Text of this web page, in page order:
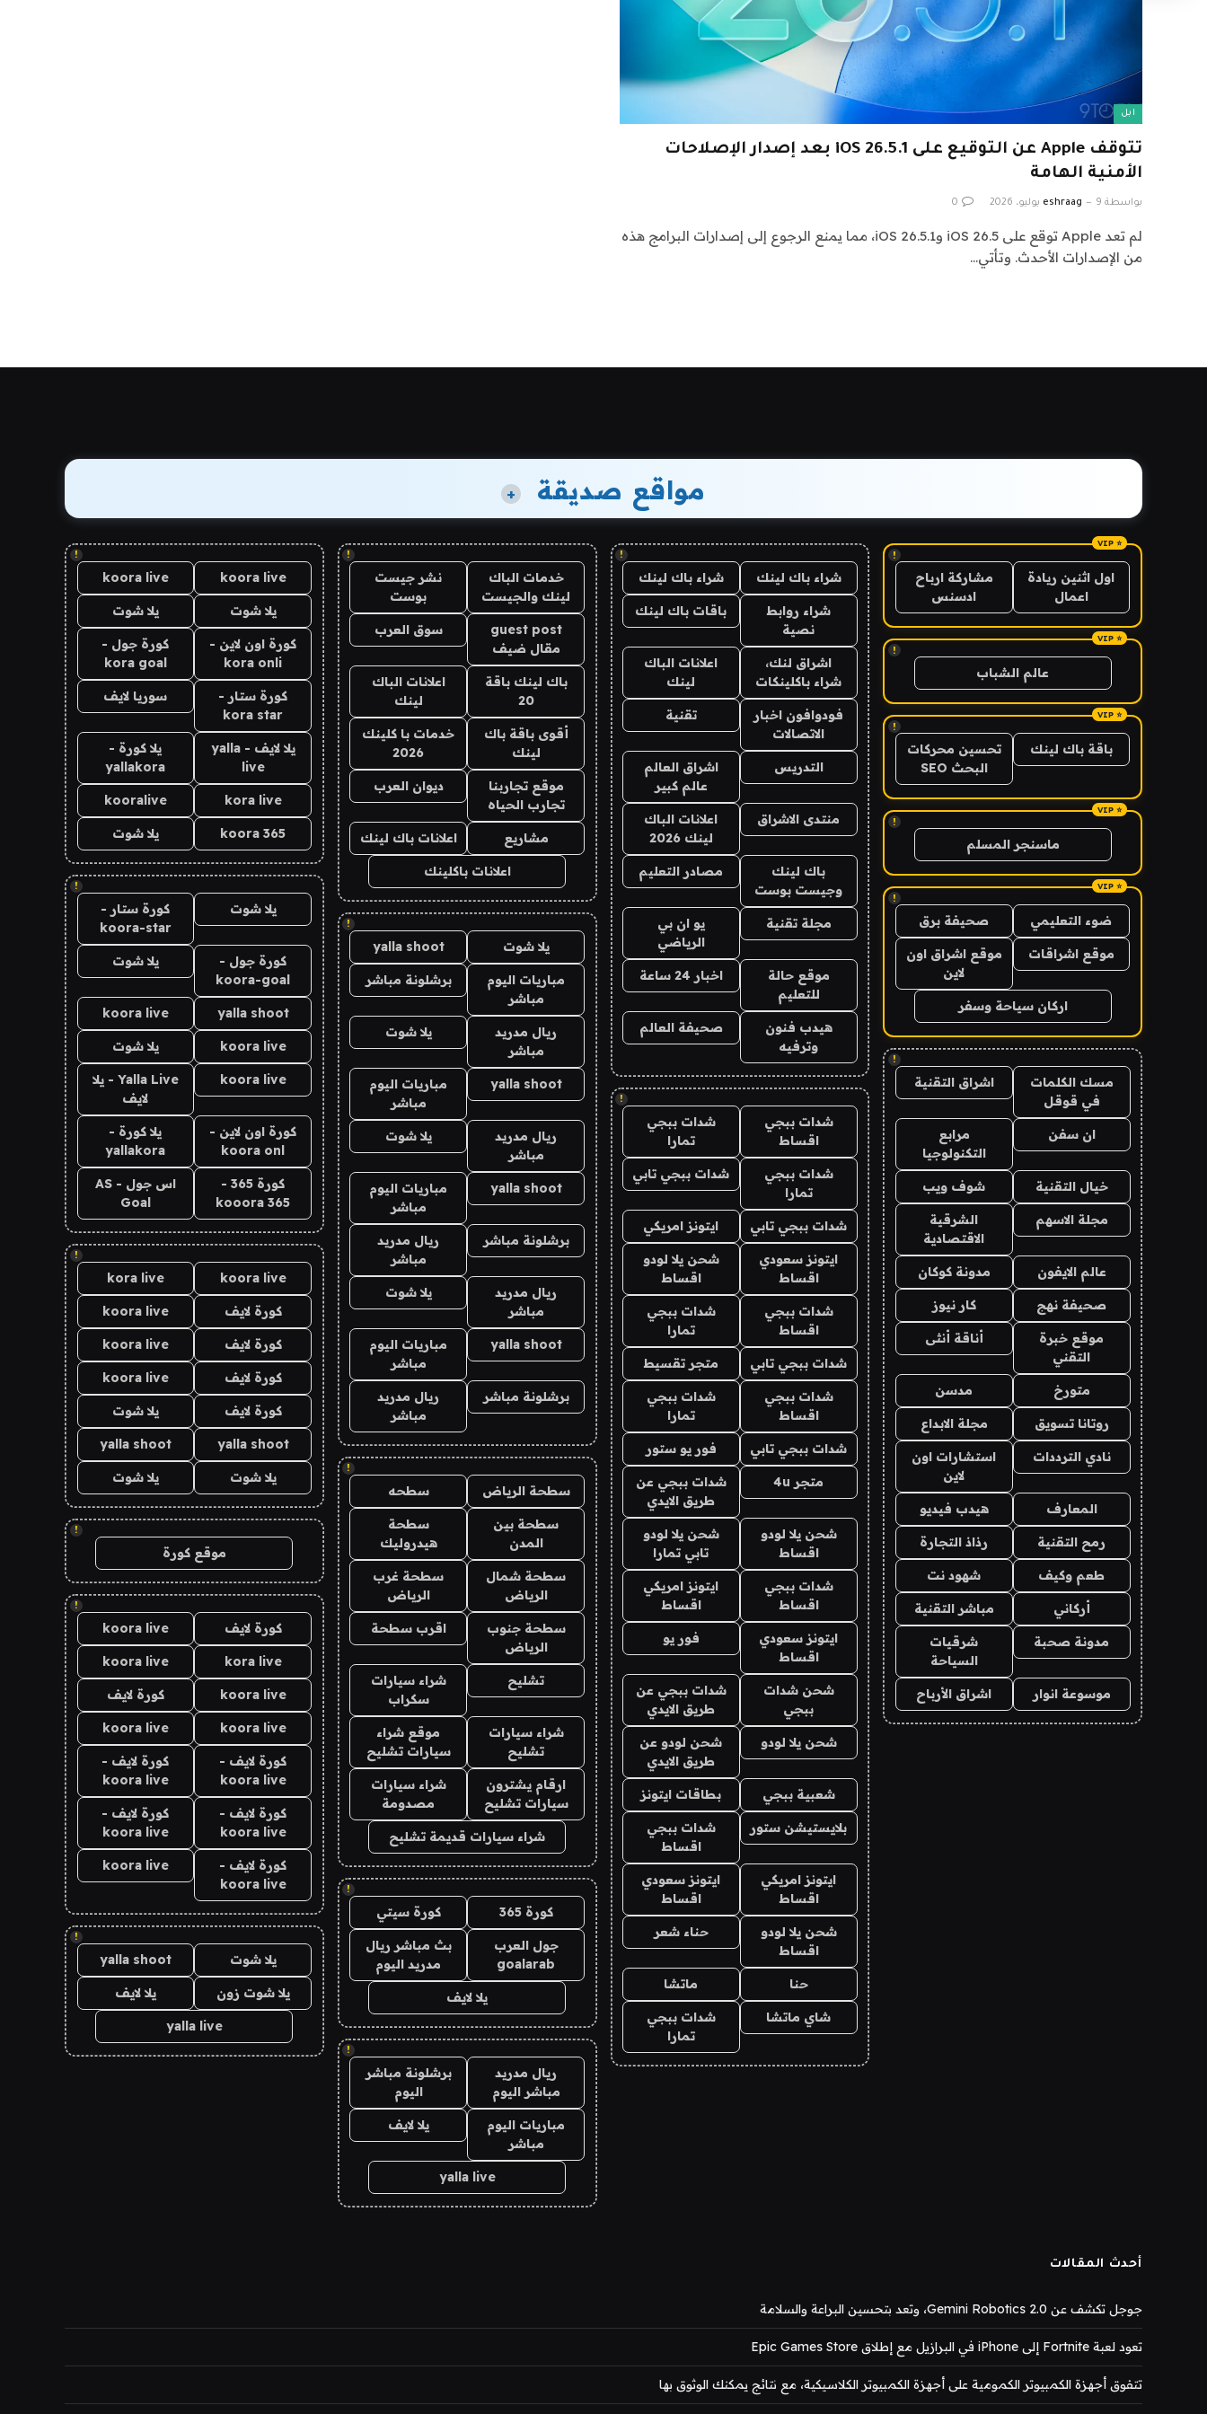
ابل
تتوقف Apple عن التوقيع على iOS 26.5.1 بعد إصدار الإصلاحات
الأمنية الهامة
بواسطة eshraag 9 يوليو، 2026 0
لم تعد Apple توقع على iOS 26.5 وiOS 26.5.1، مما يمنع الرجوع إلى إصدارات البرامج هذه
من الإصدارات الأحدث. وتأتي…
مواقع صديقة +
!
اول اثنين ريادة
اعمال
مشاركة ارباح
ادسنس
!
عالم الشباب
!
باقة باك لينك
تحسين محركات
البحث SEO
!
ماسنجر المسلم
!
ضوء التعليمي صحيفة برق
موقع اشراقات
موقع اشراق اون
لاين
اركان سياحة وسفر
!
مسك الكلمات
في قوقل
اشراق التقنية
ان سفن
مرابع
التكنولوجيا
خيال التقنية شوف ويب
مجلة الاسهم
الشرقية
الاقتصادية
عالم الايفون مدونة كوكان
صحيفة نهج كار نيوز
موقع خبرة
التقني
أناقة أنثى
متورخ مدسن
روتانا تسويق مجلة الابداع
نادي الترددات
استشارات اون
لاين
المعارف هيدب فيديو
رمح التقنية رذاذ التجارة
طعم وكيف شهود نت
أركاني مباشر التقنية
مدونة صحبة
شرقيات
السياحة
موسوعة انوار اشراق الأرباح
!
شراء باك لينك شراء باك لينك
شراء روابط
نصية
باقات باك لينك
اشراق لنك،
شراء باكلينكات
اعلانات الباك
لينك
فودوافون اخبار
الاتصالات
تقنية
التدريس
اشراق العالم
عالم كبير
منتدى الاشراق
اعلانات الباك
لينك 2026
باك لينك
وجيست بوست
مصادر التعليم
مجلة تقنية
يو ان بي
الرياضي
موقع حالة
للتعليم
اخبار 24 ساعة
هيدب فنون
وترفيه
صحيفة العالم
!
شدات ببجي
اقساط
شدات ببجي
تمارا
شدات ببجي
تمارا
شدات ببجي تابي
شدات ببجي تابي ايتونز امريكي
ايتونز سعودي
اقساط
شحن يلا لودو
اقساط
شدات ببجي
اقساط
شدات ببجي
تمارا
شدات ببجي تابي متجر تقسيط
شدات ببجي
اقساط
شدات ببجي
تمارا
شدات ببجي تابي فور يو ستور
متجر 4u
شدات ببجي عن
طريق الايدي
شحن يلا لودو
اقساط
شحن يلا لودو
تابي تمارا
شدات ببجي
اقساط
ايتونز امريكي
اقساط
ايتونز سعودي
اقساط
فور يو
شحن شدات
ببجي
شدات ببجي عن
طريق الايدي
شحن يلا لودو
شحن لودو عن
طريق الايدي
شعبية ببجي بطاقات ايتونز
بلايستيشن ستور
شدات ببجي
اقساط
ايتونز امريكي
اقساط
ايتونز سعودي
اقساط
شحن يلا لودو
اقساط
حناء شعر
حنا ماتشا
شاي ماتشا
شدات ببجي
تمارا
!
خدمات الباك
لينك والجيست
نشر جيست
بوست
guest post
مقال ضيف
سوق العرب
باك لينك باقة
20
اعلانات الباك
لينك
أقوى باقة باك
لينك
خدمات با كلينك
2026
موقع تجاربنا
تجارب الحياه
ديوان العرب
مشاريع اعلانات باك لينك
اعلانات باكلينك
!
يلا شوت yalla shoot
مباريات اليوم
مباشر
برشلونة مباشر
ريال مدريد
مباشر
يلا شوت
yalla shoot
مباريات اليوم
مباشر
ريال مدريد
مباشر
يلا شوت
yalla shoot
مباريات اليوم
مباشر
برشلونة مباشر
ريال مدريد
مباشر
ريال مدريد
مباشر
يلا شوت
yalla shoot
مباريات اليوم
مباشر
برشلونة مباشر
ريال مدريد
مباشر
!
سطحة الرياض سطحه
سطحة بين
المدن
سطحة
هيدروليك
سطحة شمال
الرياض
سطحة غرب
الرياض
سطحة جنوب
الرياض
اقرب سطحة
تشليح
شراء سيارات
سكراب
شراء سيارات
تشليح
موقع شراء
سيارات تشليح
ارقام يشترون
سيارات تشليح
شراء سيارات
مصدومة
شراء سيارات قديمة تشليح
!
كورة 365 كورة سيتي
جول العرب
goalarab
بث مباشر ريال
مدريد اليوم
يلا لايف
!
ريال مدريد
مباشر اليوم
برشلونة مباشر
اليوم
مباريات اليوم
مباشر
يلا لايف
yalla live
!
koora live
koora live
يلا شوت يلا شوت
كورة اون لاين -
kora onli
كورة جول -
kora goal
كورة ستار -
kora star
سوريا لايف
يلا لايف - yalla
live
يلا كورة -
yallakora
kora live
kooralive
koora 365 يلا شوت
!
يلا شوت
كورة ستار -
koora-star
كورة جول -
koora-goal
يلا شوت
yalla shoot
koora live
koora live يلا شوت
koora live
Yalla Live - يلا
لايف
كورة اون لاين -
koora onl
يلا كورة -
yallakora
كورة 365 -
kooora 365
اس جول - AS
Goal
!
koora live
kora live
كورة لايف koora live
كورة لايف koora live
كورة لايف koora live
كورة لايف يلا شوت
yalla shoot
yalla shoot
يلا شوت يلا شوت
!
موقع كورة
!
كورة لايف koora live
kora live
koora live
koora live كورة لايف
koora live
koora live
كورة لايف -
koora live
كورة لايف -
koora live
كورة لايف -
koora live
كورة لايف -
koora live
كورة لايف -
koora live
koora live
!
يلا شوت yalla shoot
يلا شوت زون يلا لايف
yalla live
أحدث المقالات
جوجل تكشف عن Gemini Robotics 2.0، وتعد بتحسين البراعة والسلامة
تعود لعبة Fortnite إلى iPhone في البرازيل مع إطلاق Epic Games Store
تتفوق أجهزة الكمبيوتر الكمومية على أجهزة الكمبيوتر الكلاسيكية، مع نتائج يمكنك الوثوق بها